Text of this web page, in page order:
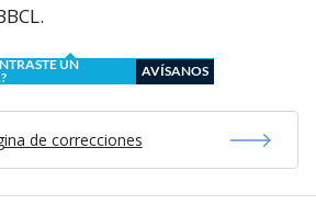
UN
AVÍSANOS
de correcciones